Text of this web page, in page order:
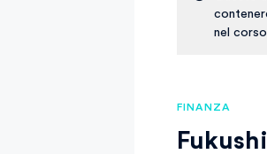
nel
FINANZA